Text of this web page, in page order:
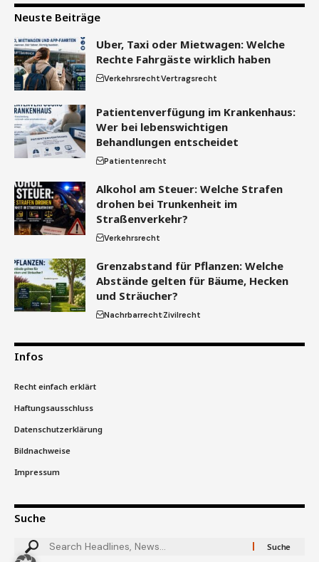
Neuste Beiträge
Uber, Taxi oder Mietwagen: Welche
Rechte Fahrgäste wirklich haben
VerkehrsrechtVertragsrecht
Patientenverfügung im Krankenhaus:
Wer bei lebenswichtigen
Behandlungen entscheidet
Patientenrecht
Alkohol am Steuer: Welche Strafen
drohen bei Trunkenheit im
Straßenverkehr?
Verkehrsrecht
Grenzabstand für Pflanzen: Welche
Abstände gelten für Bäume, Hecken
und Sträucher?
NachrbarrechtZivilrecht
Infos
Recht einfach erklärt
Haftungsausschluss
Datenschutzerklärung
Bildnachweise
Impressum
Suche